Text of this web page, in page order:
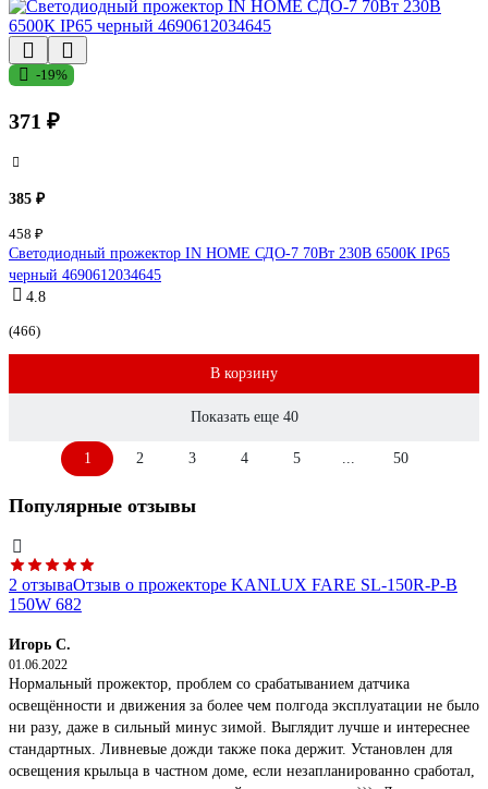
-19%
371 ₽
385 ₽
458 ₽
Светодиодный прожектор IN HOME СДО-7 70Вт 230В 6500К IP65
черный 4690612034645
4.8
(466)
В корзину
Показать еще 40
1 2 3 4 5 ... 50
Популярные отзывы
2 отзываОтзыв о прожекторе KANLUX FARE SL-150R-P-B
150W 682
Игорь С.
01.06.2022
Нормальный прожектор, проблем со срабатыванием датчика
освещённости и движения за более чем полгода эксплуатации не было
ни разу, даже в сильный минус зимой. Выглядит лучше и интереснее
стандартных. Ливневые дожди также пока держит. Установлен для
освещения крыльца в частном доме, если незапланированно сработал,